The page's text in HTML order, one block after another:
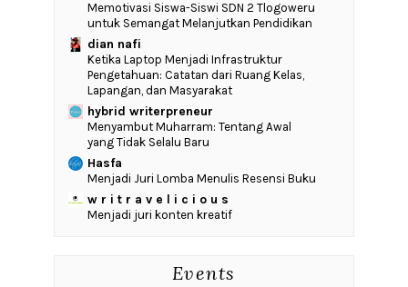
Memotivasi Siswa-Siswi SDN 2 Tlogoweru
untuk Semangat Melanjutkan Pendidikan
dian nafi
Ketika Laptop Menjadi Infrastruktur
Pengetahuan: Catatan dari Ruang Kelas,
Lapangan, dan Masyarakat
hybrid writerpreneur
Menyambut Muharram: Tentang Awal
yang Tidak Selalu Baru
Hasfa
Menjadi Juri Lomba Menulis Resensi Buku
w r i t r a v e l i c i o u s
Menjadi juri konten kreatif
Events